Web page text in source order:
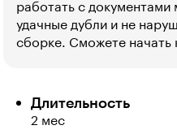
работать с
удачные дубли и не
сборке. Сможете начать
Длительность
2 мес